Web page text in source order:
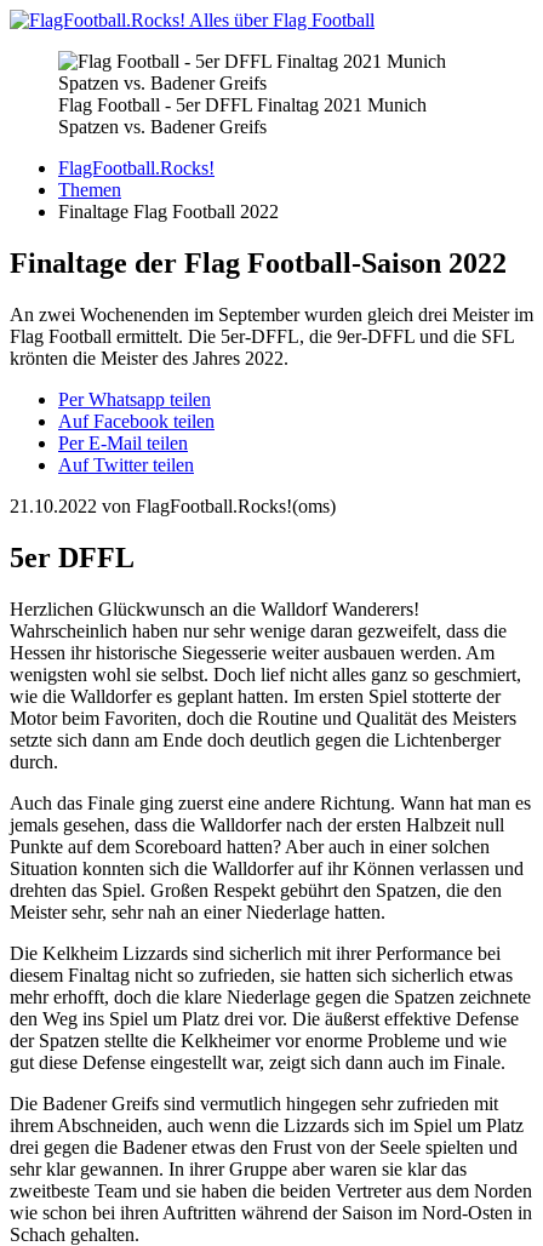
Flag Football - 5er DFFL Finaltag 2021 Munich
Spatzen vs. Badener Greifs
FlagFootball.Rocks!
Themen
Finaltage Flag Football 2022
Finaltage der Flag Football-Saison 2022
An zwei Wochenenden im September wurden gleich drei Meister im
Flag Football ermittelt. Die 5er-DFFL, die 9er-DFFL und die SFL
krönten die Meister des Jahres 2022.
Per Whatsapp teilen
Auf Facebook teilen
Per E-Mail teilen
Auf Twitter teilen
21.10.2022 von FlagFootball.Rocks!(oms)
5er DFFL
Herzlichen Glückwunsch an die Walldorf Wanderers!
Wahrscheinlich haben nur sehr wenige daran gezweifelt, dass die
Hessen ihr historische Siegesserie weiter ausbauen werden. Am
wenigsten wohl sie selbst. Doch lief nicht alles ganz so geschmiert,
wie die Walldorfer es geplant hatten. Im ersten Spiel stotterte der
Motor beim Favoriten, doch die Routine und Qualität des Meisters
setzte sich dann am Ende doch deutlich gegen die Lichtenberger
durch.
Auch das Finale ging zuerst eine andere Richtung. Wann hat man es
jemals gesehen, dass die Walldorfer nach der ersten Halbzeit null
Punkte auf dem Scoreboard hatten? Aber auch in einer solchen
Situation konnten sich die Walldorfer auf ihr Können verlassen und
drehten das Spiel. Großen Respekt gebührt den Spatzen, die den
Meister sehr, sehr nah an einer Niederlage hatten.
Die Kelkheim Lizzards sind sicherlich mit ihrer Performance bei
diesem Finaltag nicht so zufrieden, sie hatten sich sicherlich etwas
mehr erhofft, doch die klare Niederlage gegen die Spatzen zeichnete
den Weg ins Spiel um Platz drei vor. Die äußerst effektive Defense
der Spatzen stellte die Kelkheimer vor enorme Probleme und wie
gut diese Defense eingestellt war, zeigt sich dann auch im Finale.
Die Badener Greifs sind vermutlich hingegen sehr zufrieden mit
ihrem Abschneiden, auch wenn die Lizzards sich im Spiel um Platz
drei gegen die Badener etwas den Frust von der Seele spielten und
sehr klar gewannen. In ihrer Gruppe aber waren sie klar das
zweitbeste Team und sie haben die beiden Vertreter aus dem Norden
wie schon bei ihren Auftritten während der Saison im Nord-Osten in
Schach gehalten.